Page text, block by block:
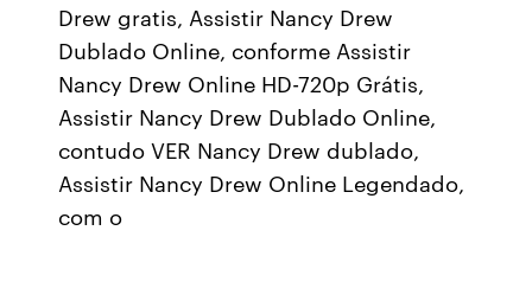
Drew gratis, Assistir Nancy Drew
Dublado Online, conforme Assistir
Nancy Drew Online HD-720p Grátis,
Assistir Nancy Drew Dublado Online,
contudo VER Nancy Drew dublado,
Assistir Nancy Drew Online Legendado,
com o